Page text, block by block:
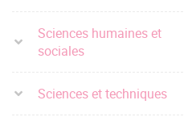
Sciences humaines et
sociales
Sciences et techniques